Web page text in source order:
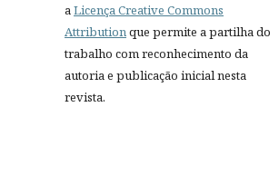
a Licença Creative Commons
Attribution que permite a partilha do
trabalho com reconhecimento da
autoria e publicação inicial nesta
revista.